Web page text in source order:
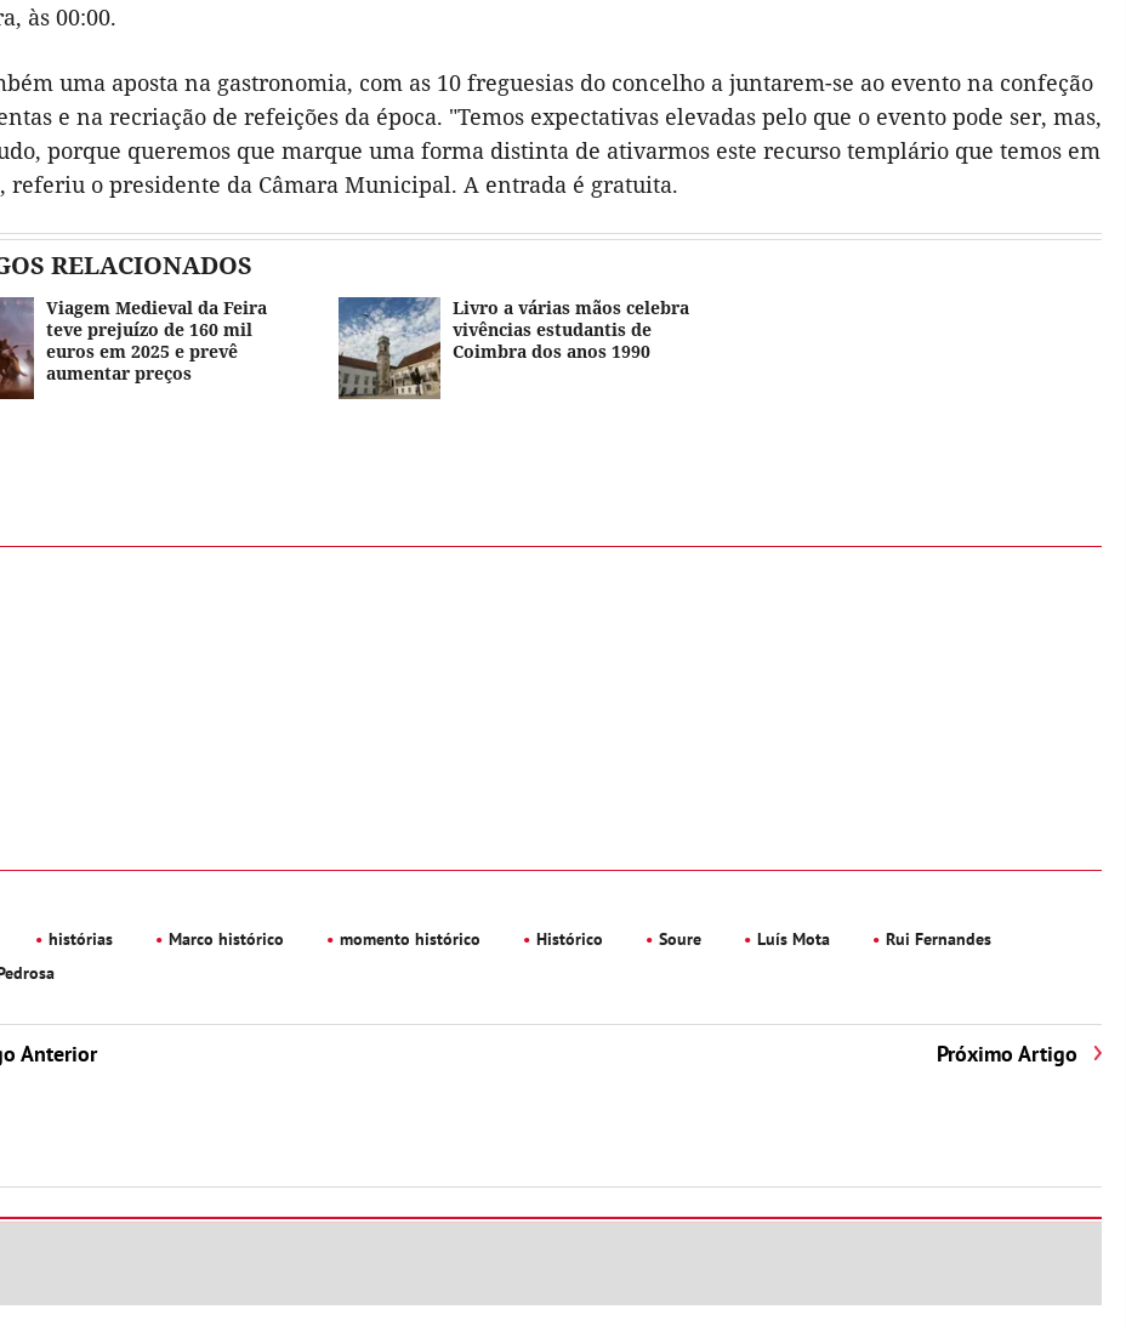
às 00:00.
uma aposta na gastronomia, com as 10 freguesias do concelho a juntarem-se ao evento na confeção
e na recriação de refeições da época. "Temos expectativas elevadas pelo que o evento pode ser, mas,
porque queremos que marque uma forma distinta de ativarmos este recurso templário que temos em
referiu o presidente da Câmara Municipal. A entrada é gratuita.
RELACIONADOS
Viagem Medieval da Feira
teve prejuízo de 160 mil
euros em 2025 e prevê
aumentar preços
Livro a várias mãos celebra
vivências estudantis de
Coimbra dos anos 1990
histórias Marco histórico momento histórico Histórico Soure Luís Mota
Rui Fernandes
Anterior Próximo Artigo